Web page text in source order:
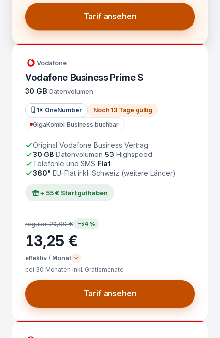
Tarif ansehen
Vodafone
Vodafone Business Prime S
30 GB Datenvolumen
1× OneNumber
Noch 13 Tage gültig
GigaKombi Business buchbar
Original Vodafone Business Vertrag
30 GB Datenvolumen 5G Highspeed
Telefonie und SMS Flat
360° EU-Flat inkl. Schweiz (weitere Länder)
+ 55 € Startguthaben
regulär 29,00 € −54 %
13,25 €
effektiv / Monat
bei 30 Monaten inkl. Gratismonate
Tarif ansehen